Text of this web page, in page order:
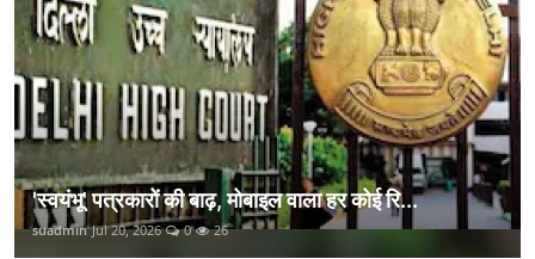
'स्वयंभू' पत्रकारों की बाढ़, मोबाइल वाला हर कोई रि...
suadmin Jul 20, 2026 0 26